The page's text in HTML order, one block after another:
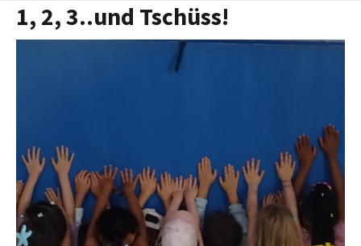
1, 2, 3..und Tschüss!